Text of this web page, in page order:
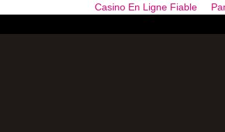
Casino En Ligne Fiable